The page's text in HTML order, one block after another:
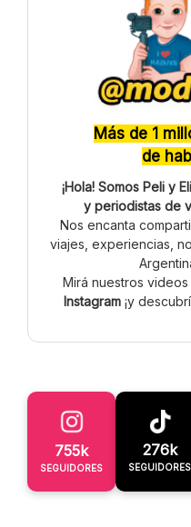
Más de 1
de
¡Hola! Somos Peli y
y periodistas de
Nos encanta
viajes, experiencias,
Mirá nuestros videos
Instagram¡y
755k
SEGUIDORES
276k
SEGUIDORES